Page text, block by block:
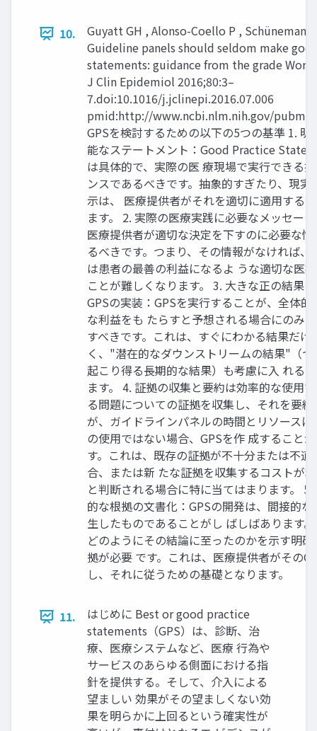
10.
Guyatt GH , Alonso-Coello P ,
Guideline panels should seldom make
statements: guidance from the grade
J Clin Epidemiol 2016;80:3–
7.doi:10.1016/j.jclinepi.2016.07.006
pmid:http://www.ncbi.nlm.nih.gov/
GPSを検討するための以下の5つの基準 1. 明
能なステートメント：Good Practice
は具体的で、実際の医 療現場で実行できる
ンスであるべきです。抽象的すぎたり、現実
示は、 医療提供者がそれを適切に適用する
ます。 2. 実際の医療実践に必要なメッセー
医療提供者が適切な決定を下すのに必要な
るべきです。つまり、その情報がなければ、
は患者の最善の利益になるよ うな適切な医
ことが難しくなります。 3. 大きな正の結果
GPSの実装：GPSを実行することが、全体的
な利益をも たらすと予想される場合にのみ
すべきです。これは、すぐにわかる結果だけ
く、"潜在的なダウンストリームの結果"（つ
起こり得る長期的な結果）も考慮に入 れる
ます。 4. 証拠の収集と要約は効率的な使用
る問題についての証拠を収集し、それを要
が、ガイドラインパネルの時間とリソースに
の使用ではない場合、GPSを作 成すること
す。これは、既存の証拠が不十分または不適
合、または新 たな証拠を収集するコストが
と判断される場合に特に当てはまります。
的な根拠の文書化：GPSの開発は、間接的
生したものであることがし ばしばあります
どのようにその結論に至ったのかを示す明
拠が必要 です。これは、医療提供者がその
し、それに従うための基礎となります。
11.
はじめに Best or good practice
statements（GPS）は、診断、治
療、医療システムなど、医療 行為や
サービスのあらゆる側面における指
針を提供する。そして、介入による
望ましい 効果がその望ましくない効
果を明らかに上回るという確実性が